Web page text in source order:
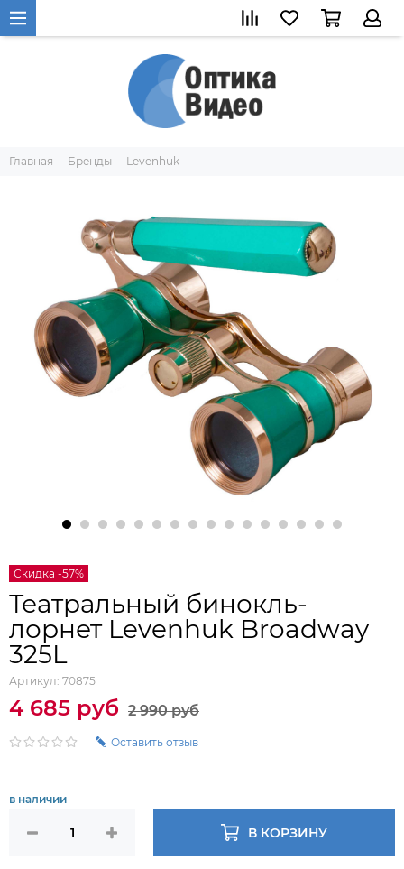
Главная Бренды Levenhuk
Скидка -57%
Театральный бинокль-
лорнет Levenhuk Broadway
325L
Артикул: 70875
4 685 руб 2 990 руб
Оставить отзыв
в наличии
В КОРЗИНУ